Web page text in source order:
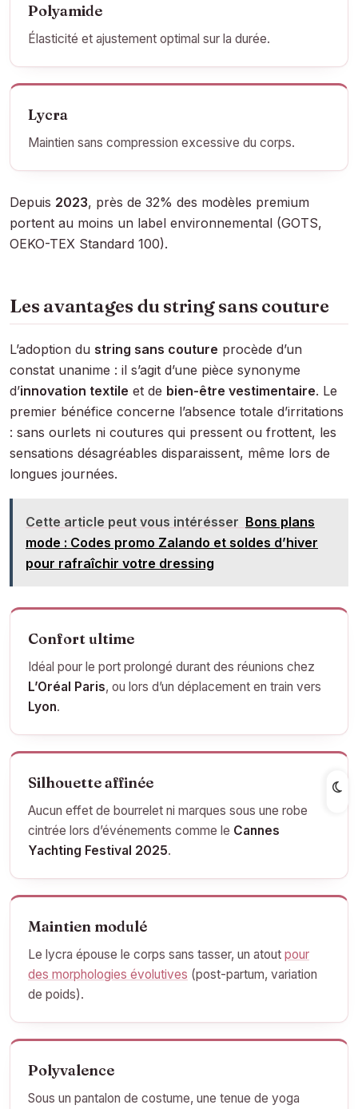
Polyamide
Élasticité et ajustement optimal sur la durée.
Lycra
Maintien sans compression excessive du corps.
Depuis 2023, près de 32% des modèles premium
portent au moins un label environnemental (GOTS,
OEKO-TEX Standard 100).
Les avantages du string sans couture
L’adoption du string sans couture procède d’un
constat unanime : il s’agit d’une pièce synonyme
d’innovation textile et de bien-être vestimentaire. Le
premier bénéfice concerne l’absence totale d’irritations
: sans ourlets ni coutures qui pressent ou frottent, les
sensations désagréables disparaissent, même lors de
longues journées.
Cette article peut vous intérésser Bons plans
mode : Codes promo Zalando et soldes d’hiver
pour rafraîchir votre dressing
Confort ultime
Idéal pour le port prolongé durant des réunions chez
L’Oréal Paris, ou lors d’un déplacement en train vers
Lyon.
Silhouette affinée
Aucun effet de bourrelet ni marques sous une robe
cintrée lors d’événements comme le Cannes
Yachting Festival 2025.
Maintien modulé
Le lycra épouse le corps sans tasser, un atout pour
des morphologies évolutives (post-partum, variation
de poids).
Polyvalence
Sous un pantalon de costume, une tenue de yoga